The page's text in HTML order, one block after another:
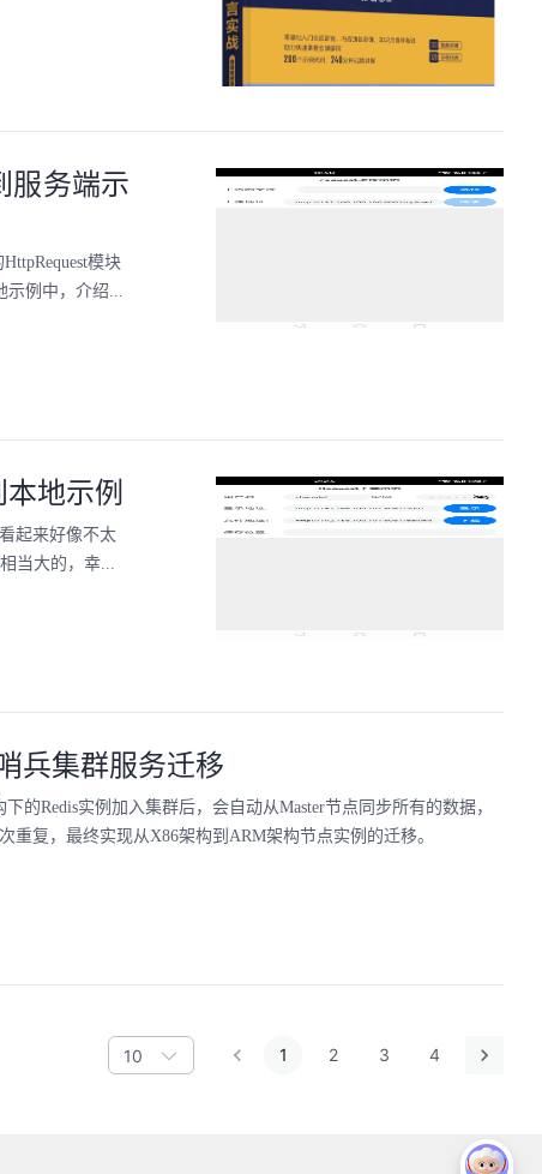
服务端示
模块
示例中，介绍...
地示例
起来好像不太
当大的，幸...
兵集群服务迁移
的Redis实例加入集群后，会自动从Master节点同步所有的数据，
复，最终实现从X86架构到ARM架构节点实例的迁移。
10 1 2 3 4